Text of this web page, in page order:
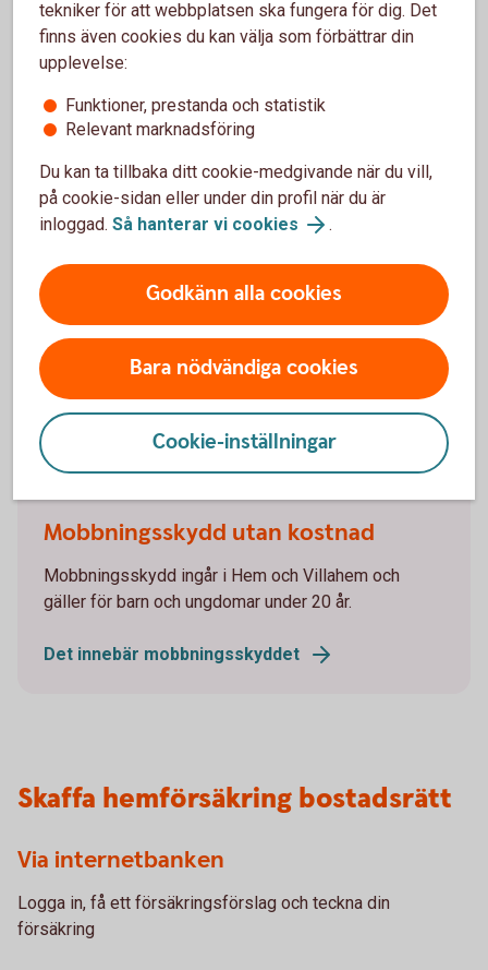
Om olyckan skulle vara framme - vad täcks?
Bra saker med hemförsäkringarna
Family picking apples
Mobbningsskydd utan kostnad
Mobbningsskydd ingår i Hem och Villahem och
gäller för barn och ungdomar under 20 år.
Det innebär mobbningsskyddet
Skaffa hemförsäkring bostadsrätt
Via internetbanken
Logga in, få ett försäkringsförslag och teckna din
försäkring
tekniker för att webbplatsen ska fungera för dig. Det
finns även cookies du kan välja som förbättrar din
upplevelse:
Funktioner, prestanda och statistik
Relevant marknadsföring
Du kan ta tillbaka ditt cookie-medgivande när du vill,
på cookie-sidan eller under din profil när du är
inloggad. Så hanterar vi cookies .
Godkänn alla cookies
Bara nödvändiga cookies
Cookie-inställningar